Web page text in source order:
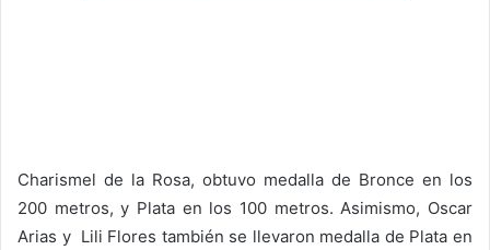
Charismel de la Rosa, obtuvo medalla de Bronce en los
200 metros, y Plata en los 100 metros. Asimismo, Oscar
Arias y Lili Flores también se llevaron medalla de Plata en